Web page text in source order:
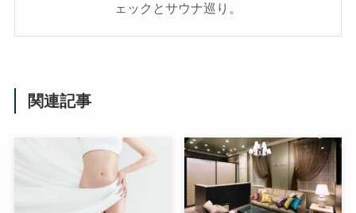
ェックとサウナ巡り。
関連記事